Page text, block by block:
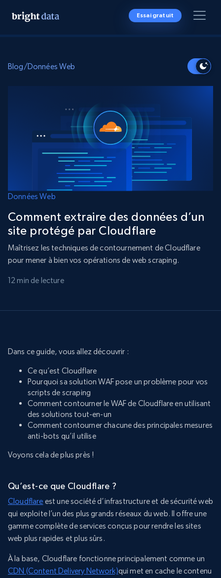
Essai gratuit
Blog/Données Web
Données Web
Comment extraire des données d’un
site protégé par Cloudflare
Maîtrisez les techniques de contournement de Cloudflare
pour mener à bien vos opérations de web scraping.
12 min de lecture
Dans ce guide, vous allez découvrir :
Ce qu’est Cloudflare
Pourquoi sa solution WAF pose un problème pour vos
scripts de scraping
Comment contourner le WAF de Cloudflare en utilisant
des solutions tout-en-un
Comment contourner chacune des principales mesures
anti-bots qu’il utilise
Voyons cela de plus près !
Qu’est-ce que Cloudflare ?
Cloudflare est une société d’infrastructure et de sécurité web
qui exploite l’un des plus grands réseaux du web. Il offre une
gamme complète de services conçus pour rendre les sites
web plus rapides et plus sûrs.
À la base, Cloudflare fonctionne principalement comme un
CDN (Content Delivery Network)qui met en cache le contenu